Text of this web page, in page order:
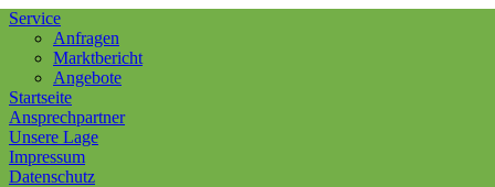
Service
Anfragen
Marktbericht
Angebote
Startseite
Ansprechpartner
Unsere Lage
Impressum
Datenschutz